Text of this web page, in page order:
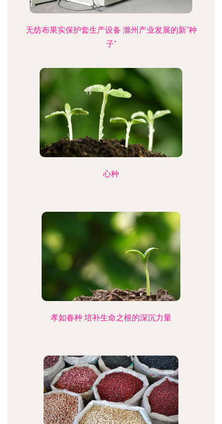
无纺布果实保护套生产设备 滁州产业发展的新“种
子”
心种
孝如春种 培补生命之根的深沉力量